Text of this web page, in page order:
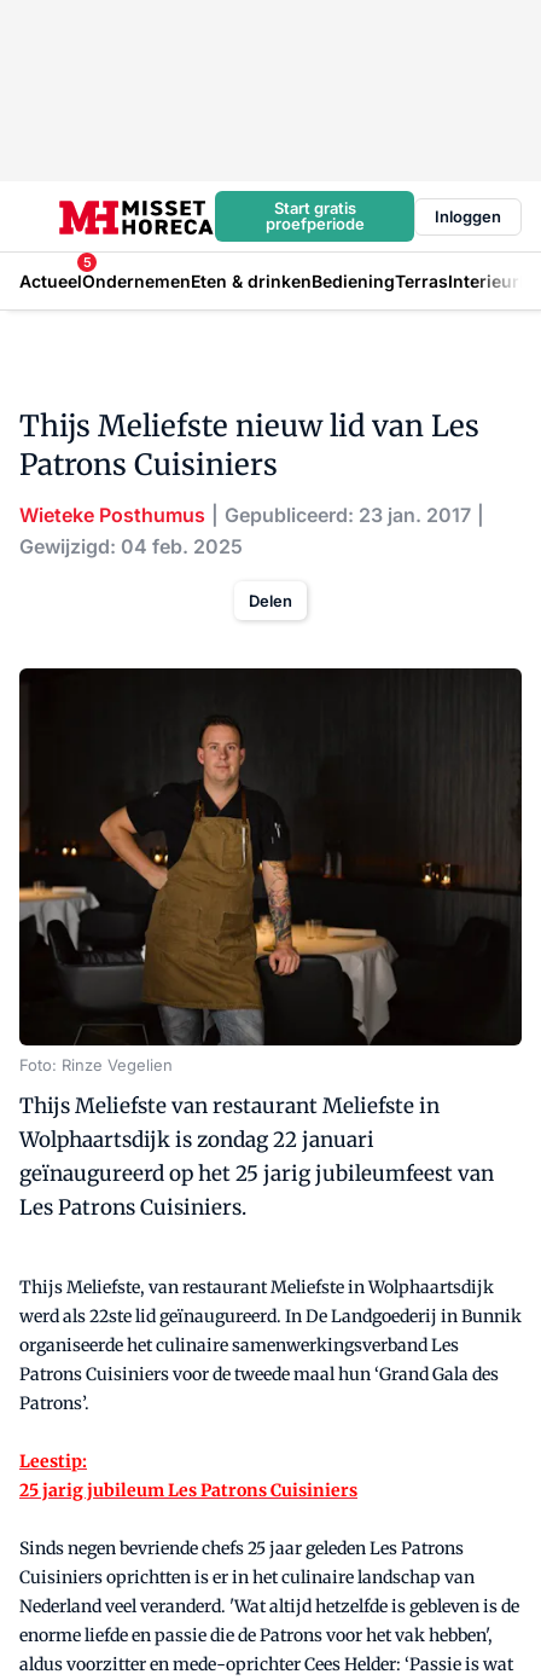
Start gratis
proefperiode
Inloggen
Actueel
5
OndernemenEten & drinkenBedieningTerrasInterieur
Thijs Meliefste nieuw lid van Les
Patrons Cuisiniers
Wieteke Posthumus
Gepubliceerd: 23 jan. 2017
Gewijzigd: 04 feb. 2025
Delen
Foto: Rinze Vegelien
Thijs Meliefste van restaurant Meliefste in
Wolphaartsdijk is zondag 22 januari
geïnaugureerd op het 25 jarig jubileumfeest van
Les Patrons Cuisiniers.
Thijs Meliefste, van restaurant Meliefste in Wolphaartsdijk
werd als 22ste lid geïnaugureerd. In De Landgoederij in Bunnik
organiseerde het culinaire samenwerkingsverband Les
Patrons Cuisiniers voor de tweede maal hun ‘Grand Gala des
Patrons’.
Leestip:
25 jarig jubileum Les Patrons Cuisiniers
Sinds negen bevriende chefs 25 jaar geleden Les Patrons
Cuisiniers oprichtten is er in het culinaire landschap van
Nederland veel veranderd. 'Wat altijd hetzelfde is gebleven is de
enorme liefde en passie die de Patrons voor het vak hebben',
aldus voorzitter en mede-oprichter Cees Helder: ‘Passie is wat